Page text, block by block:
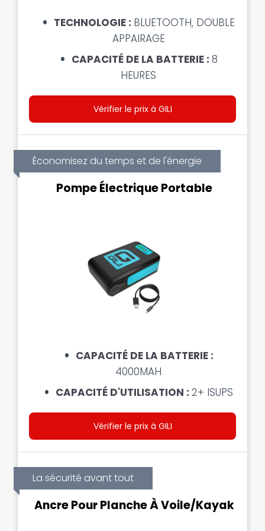
TECHNOLOGIE : BLUETOOTH, DOUBLE
APPAIRAGE
CAPACITÉ DE LA BATTERIE : 8
HEURES
Vérifier le prix à GILI
Économisez du temps et de l'énergie
Pompe Électrique Portable
CAPACITÉ DE LA BATTERIE :
4000MAH
CAPACITÉ D'UTILISATION : 2+ ISUPS
Vérifier le prix à GILI
La sécurité avant tout
Ancre Pour Planche À Voile/kayak